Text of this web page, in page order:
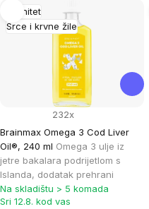
List
of
products
Imunitet
Srce i krvne žile
Brainmax Omega 3 Cod Liver
Oil®, 240 ml Omega 3 ulje iz
jetre bakalara podrijetlom s
Islanda, dodatak prehrani
232x
Na skladištu > 5 komada
Sri 12.8. kod vas